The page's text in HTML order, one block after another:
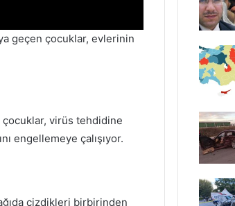
geçen çocuklar, evlerinin
çocuklar, virüs tehdidine
engellemeye çalışıyor.
çizdikleri birbirinden